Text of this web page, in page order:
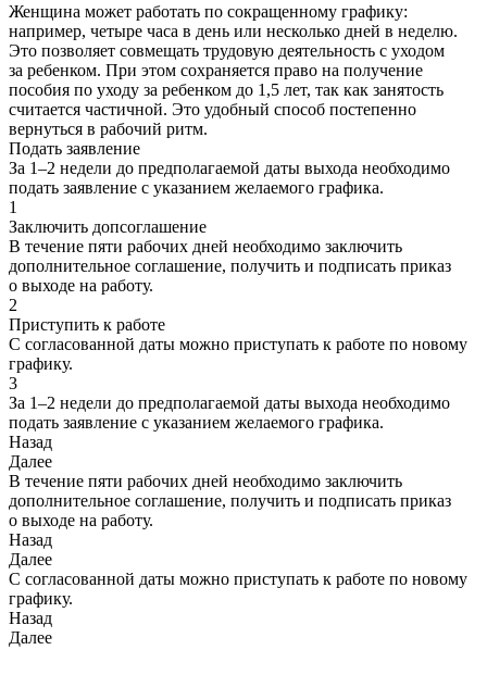
Женщина может работать по сокращенному графику:
например, четыре часа в день или несколько дней в неделю.
Это позволяет совмещать трудовую деятельность с уходом
за ребенком. При этом сохраняется право на получение
пособия по уходу за ребенком до 1,5 лет, так как занятость
считается частичной. Это удобный способ постепенно
вернуться в рабочий ритм.
Подать заявление
За 1–2 недели до предполагаемой даты выхода необходимо
подать заявление с указанием желаемого графика.
1
Заключить допсоглашение
В течение пяти рабочих дней необходимо заключить
дополнительное соглашение, получить и подписать приказ
о выходе на работу.
2
Приступить к работе
С согласованной даты можно приступать к работе по новому
графику.
3
За 1–2 недели до предполагаемой даты выхода необходимо
подать заявление с указанием желаемого графика.
Назад
Далее
В течение пяти рабочих дней необходимо заключить
дополнительное соглашение, получить и подписать приказ
о выходе на работу.
Назад
Далее
С согласованной даты можно приступать к работе по новому
графику.
Назад
Далее